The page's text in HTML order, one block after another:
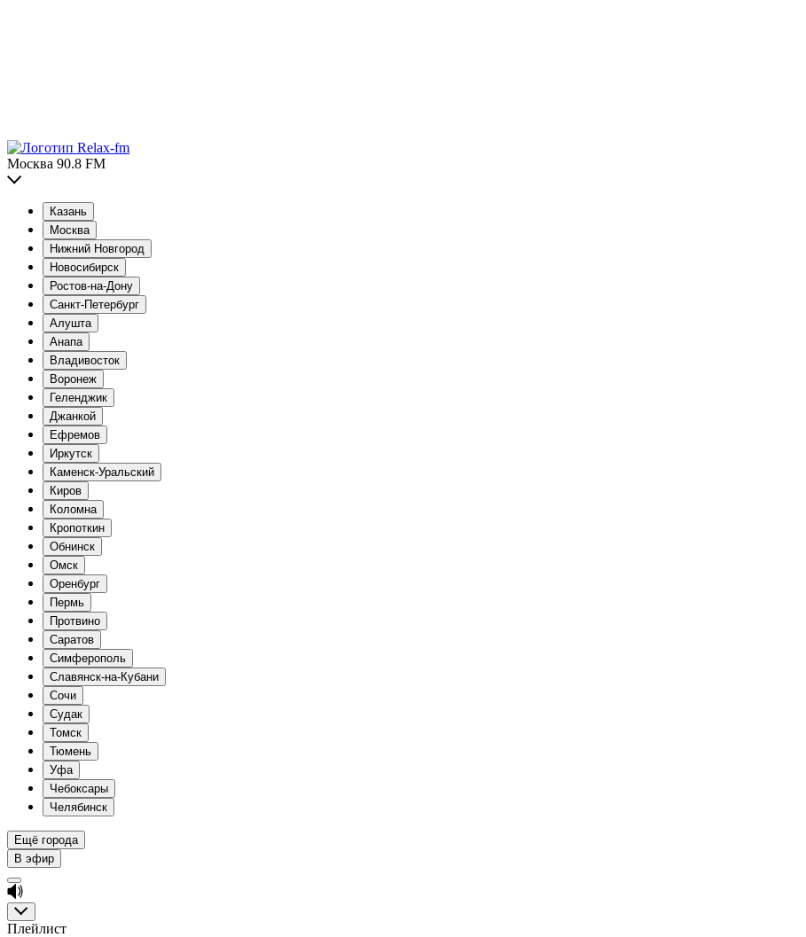
Москва 90.8 FM
Казань
Москва
Нижний Новгород
Новосибирск
Ростов-на-Дону
Санкт-Петербург
Алушта
Анапа
Владивосток
Воронеж
Геленджик
Джанкой
Ефремов
Иркутск
Каменск-Уральский
Киров
Коломна
Кропоткин
Обнинск
Омск
Оренбург
Пермь
Протвино
Саратов
Симферополь
Славянск-на-Кубани
Сочи
Судак
Томск
Тюмень
Уфа
Чебоксары
Челябинск
Ещё города
В эфир
Плейлист